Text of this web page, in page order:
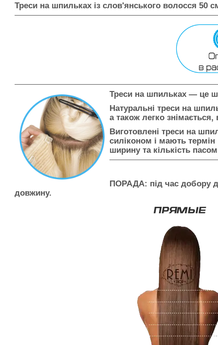
Треси на шпильках із слов'янського волосся 50
Треси на шпильках — це
Натуральні треси на
а також легко
Виготовлені треси на
силіконом і мають
ширину та кількість
ПОРАДА: під час добору
довжину.